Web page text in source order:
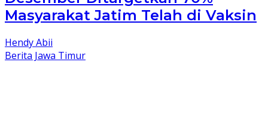
Masyarakat Jatim Telah di Vaksin
Hendy Abii
Berita Jawa Timur